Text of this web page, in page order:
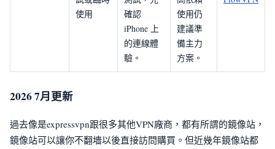
使用
確認
iPhone 上
的連線體
驗。
使用仍
建議準
備主力
方案。
2026 7月更新
過去像是expressvpn跟很多其他VPN廠商，都有所謂的鏡像站，
鏡像站可以讓你不翻墻以後直接訪問購買。但近幾年鏡像站都